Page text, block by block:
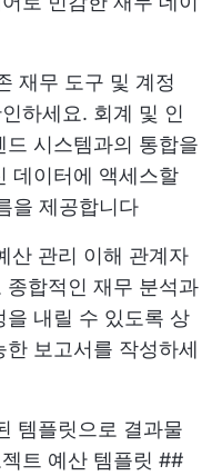
재무 도구 및 계정
하세요. 회계 및 인
시스템과의 통합을
데이터에 액세스할
을 제공합니다
산 관리 이해 관계자
합적인 재무 분석과
을 내릴 수 있도록 상
보고서를 작성하세
템플릿으로 결과물
트 예산 템플릿 ##